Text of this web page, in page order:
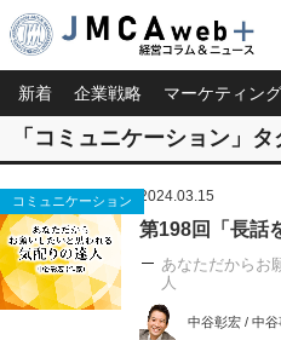
新着 企業戦略 マーケティング
「コミュニケーション」
コミュニケーション 2024.03.15
第198回「長話
あなただからお
人
中谷彰宏 / 中